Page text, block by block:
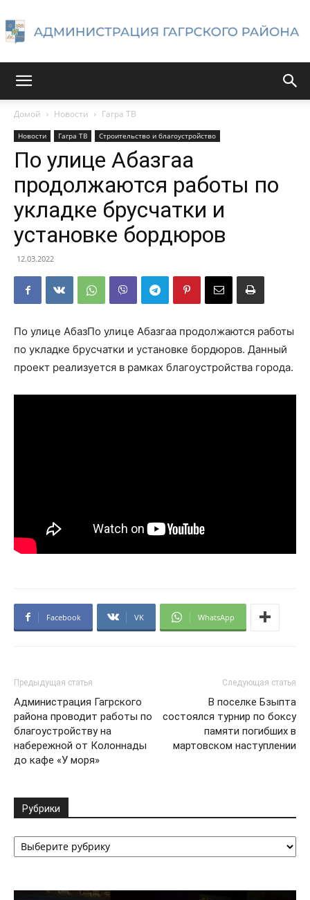
Гагрского
района
Домой Новости Гагра ТВ
Новости Гагра ТВ Строительство и благоустройство
По улице Абазгаа
продолжаются работы по
укладке брусчатки и
установке бордюров
12.03.2022
По улице АбазПо улице Абазгаа продолжаются работы
по укладке брусчатки и установке бордюров. Данный
проект реализуется в рамках благоустройства города.
Facebook VK WhatsApp
Предыдущая статья
Администрация Гагрского
района проводит работы по
благоустройству на
набережной от Колоннады
до кафе «У моря»
Следующая статья
В поселке Бзыпта
состоялся турнир по боксу
памяти погибших в
мартовском наступлении
Рубрики
Рубрики